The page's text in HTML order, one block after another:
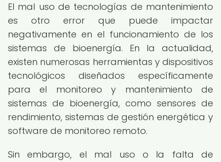
El mal uso de tecnologías de mantenimiento
es otro error que puede impactar
negativamente en el funcionamiento de los
sistemas de bioenergía. En la actualidad,
existen numerosas herramientas y dispositivos
tecnológicos diseñados específicamente
para el monitoreo y mantenimiento de
sistemas de bioenergía, como sensores de
rendimiento, sistemas de gestión energética y
software de monitoreo remoto.
Sin embargo, el mal uso o la falta de